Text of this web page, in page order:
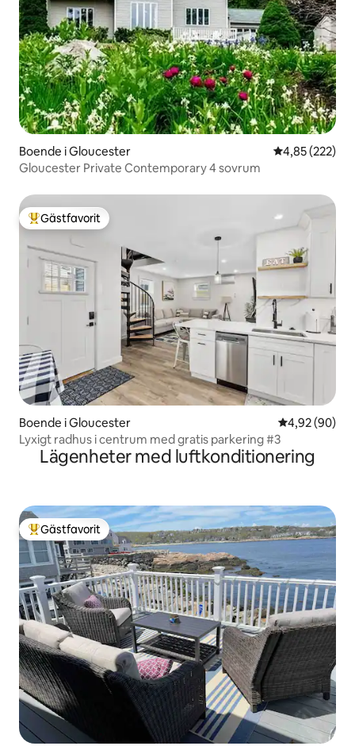
Boende i Gloucester 4,85 av 5 i
4,85 (222)
Gloucester Private Contemporary 4 sovrum
Populär gästfavorit
Gästfavorit
Boende i Gloucester 4,92 av 5 i
4,92 (90)
Lyxigt radhus i centrum med gratis parkering #3
Lägenheter med luftkonditionering
Populär gästfavorit
Gästfavorit